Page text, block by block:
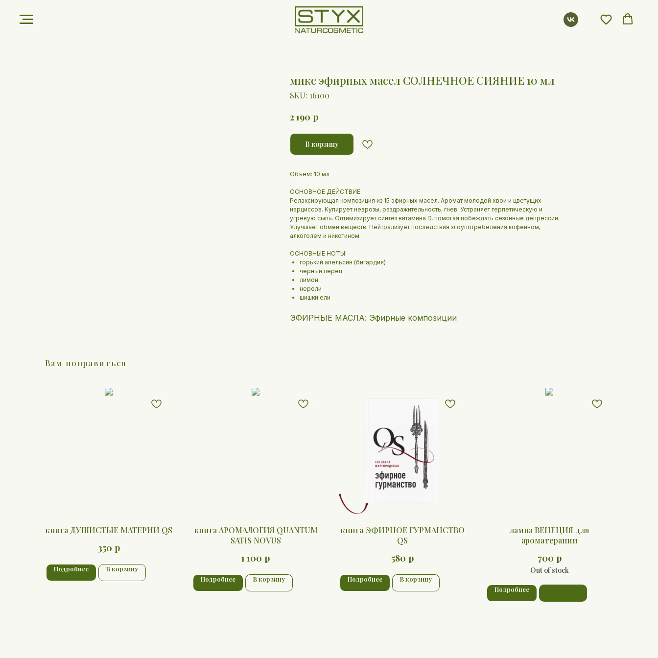
микс эфирных масел СОЛНЕЧНОЕ СИЯНИЕ 10 мл
SKU: 16100
2 190 р
В корзину
Объём: 10 мл
ОСНОВНОЕ ДЕЙСТВИЕ:
Релаксирующая композиция из 15 эфирных масел. Аромат молодой хвои и цветущих
нарциссов. Купирует неврозы, раздражительность, гнев. Устраняет герпетическую и
угревую сыпь. Оптимизирует синтез витамина D, помогая побеждать сезонные депрессии.
Улучшает обмен веществ. Нейтрализует последствия злоупотребеления кофеином,
алкоголем и никотином.
ОСНОВНЫЕ НОТЫ:
горький апельсин (бигардия)
чёрный перец
лимон
нероли
шишки ели
ЭФИРНЫЕ МАСЛА: Эфирные композиции
Вам понравиться
книга ДУШИСТЫЕ МАТЕРИИ QS
350 р
Подробнее В корзину
книга АРОМАЛОГИЯ QUANTUM
SATIS NOVUS
1 100 р
Подробнее В корзину
книга ЭФИРНОЕ ГУРМАНСТВО
QS
580 р
Подробнее В корзину
лампа ВЕНЕЦИЯ для
ароматерапии
700 р
Out of stock
Подробнее